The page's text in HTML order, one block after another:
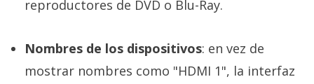
reproductores de DVD o Blu-Ray.
Nombres de los dispositivos: en vez de
mostrar nombres como "HDMI 1", la interfaz